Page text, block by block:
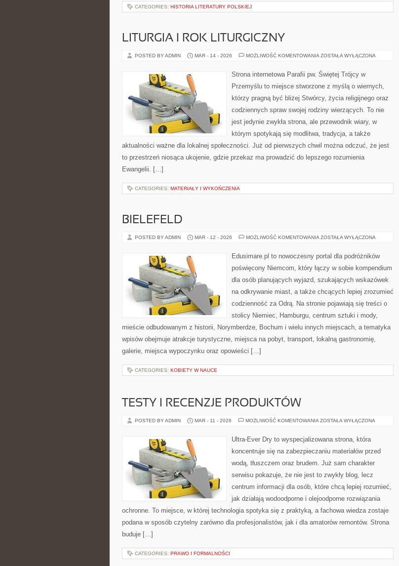
CATEGORIES: HISTORIA LITERATURY POLSKIEJ
LITURGIA I ROK LITURGICZNY
POSTED BY ADMIN MAR - 14 - 2026 MOŻLIWOŚĆ KOMENTOWANIA LITURGIA
LITURGICZNY
ZOSTAŁA WYŁĄCZONA
Strona internetowa Parafii pw. Świętej Trójcy w
Przemyślu to miejsce stworzone z myślą o wiernych,
którzy pragną być bliżej Stwórcy, życia religijnego oraz
codziennych spraw swojej rodziny wierzących. To nie
jest jedynie zwykła strona, ale przewodnik wiary, w
którym spotykają się modlitwa, tradycja, a także
aktualności ważne dla lokalnej społeczności. Już od pierwszych chwil można odczuć, że jest
to przestrzeń niosąca ukojenie, gdzie przekaz ma prowadzić do lepszego rozumienia
Ewangelii. […]
CATEGORIES: MATERIAŁY I WYKOŃCZENIA
BIELEFELD
POSTED BY ADMIN MAR - 12 - 2026 MOŻLIWOŚĆ KOMENTOWANIA BIELEFELD
ZOSTAŁA WYŁĄCZONA
Edusimare.pl to nowoczesny portal dla podróżników
poświęcony Niemcom, który łączy w sobie kompendium
dla osób planujących wyjazd, szukających wskazówek
na odkrywanie miast, a także chcących lepiej zrozumieć
codzienność za Odrą. Na stronie pojawiają się treści o
stolicy Niemiec, Hamburgu, centrum sztuki i mody,
mieście odbudowanym z historii, Norymberdze, Bochum i wielu innych miejscach, a tematyka
wpisów obejmuje atrakcje turystyczne, miejsca na pobyt, transport, lokalną gastronomię,
galerie, miejsca wypoczynku oraz opowieści […]
CATEGORIES: KOBIETY W NAUCE
TESTY I RECENZJE PRODUKTÓW
POSTED BY ADMIN MAR - 11 - 2026 MOŻLIWOŚĆ KOMENTOWANIA TESTY
PRODUKTÓW
ZOSTAŁA WYŁĄCZONA
Ultra-Ever Dry to wyspecjalizowana strona, która
koncentruje się na zabezpieczaniu materiałów przed
wodą, tłuszczem oraz brudem. Już sam charakter
serwisu pokazuje, że nie jest to zwykły blog, lecz
centrum informacji dla osób, które chcą lepiej rozumieć,
jak działają wodoodporne i olejoodporne rozwiązania
ochronne. To miejsce, w której technologia spotyka się z praktyką, a fachowa wiedza zostaje
podana w sposób czytelny zarówno dla profesjonalistów, jak i dla amatorów remontów. Strona
buduje […]
CATEGORIES: PRAWO I FORMALNOŚCI